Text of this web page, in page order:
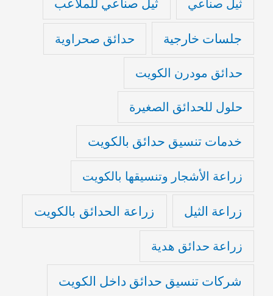
ثيل صناعي ثيل صناعي للملاعب
جلسات خارجية حدائق صحراوية
حدائق مودرن الكويت
حلول للحدائق الصغيرة
خدمات تنسيق حدائق بالكويت
زراعة الأشجار وتنسيقها بالكويت
زراعة الثيل زراعة الحدائق بالكويت
زراعة حدائق هدية
شركات تنسيق حدائق داخل الكويت